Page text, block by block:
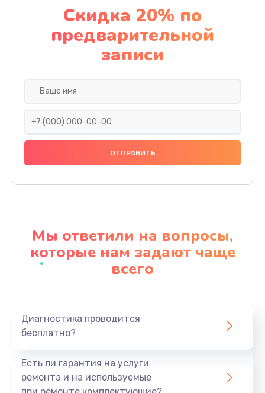
Замена материнской платы
1100 руб.
Заказать
Замена праймера
1000 руб.
Заказать
Профилактическая чистка
Заказать
Скидка 20% по
предварительной
записи
Мы ответили на вопросы,
которые нам задают чаще
всего
Диагностика проводится
бесплатно?
Есть ли гарантия на услуги
ремонта и на используемые